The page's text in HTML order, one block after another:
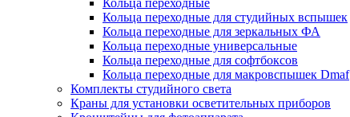
Кольца переходные
Кольца переходные для студийных вспышек
Кольца переходные для зеркальных ФА
Кольца переходные универсальные
Кольца переходные для софтбоксов
Кольца переходные для макровспышек Dmaf
Комплекты студийного света
Краны для установки осветительных приборов